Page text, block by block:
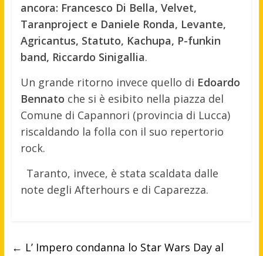
ancora: Francesco Di Bella, Velvet,
Taranproject e Daniele Ronda, Levante,
Agricantus, Statuto, Kachupa, P-funkin
band, Riccardo Sinigallia.
Un grande ritorno invece quello di Edoardo
Bennato che si è esibito nella piazza del
Comune di Capannori (provincia di Lucca)
riscaldando la folla con il suo repertorio
rock.
Taranto, invece, è stata scaldata dalle
note degli Afterhours e di Caparezza.
← L’ Impero condanna lo Star Wars Day al